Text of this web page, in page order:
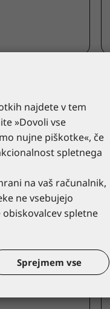
bež
L-XL
najdete v tem
»Dovoli vse
nujne piškotke«, če
spletnega
na vaš računalnik,
ne vsebujejo
spletne
Sprejmem vse